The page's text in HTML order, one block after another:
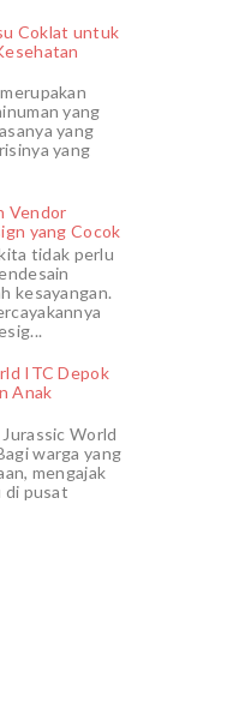
Coklat untuk
yang
yang
yang
Vendor
yang Cocok
tidak perlu
kesayangan.
ITC Depok
Anak
World
warga yang
mengajak
di pusat